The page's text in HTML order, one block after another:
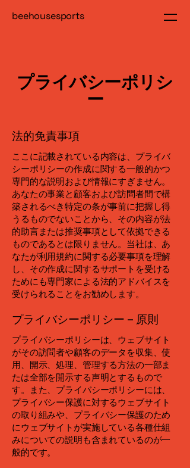
beehousesports
プライバシーポリシ
ー
法的免責事項
ここに記載されている内容は、プライバ
シーポリシーの作成に関する一般的かつ
専門的な説明および情報にすぎません。
あなたの事業と顧客および訪問者間で構
築されるべき特定の条が事前に把握し得
うるものでないことから、その内容が法
的助言または推奨事項として依拠できる
ものであるとは限りません。当社は、あ
なたが利用規約に関する必要事項を理解
し、その作成に関するサポートを受ける
ためにも専門家による法的アドバイスを
受けられることをお勧めします。
プライバシーポリシー – 原則
プライバシーポリシーは、ウェブサイト
がその訪問者や顧客のデータを収集、使
用、開示、処理、管理する方法の一部ま
たは全部を開示する声明とするもので
す。また、プライバシーポリシーには、
プライバシー保護に対するウェブサイト
の取り組みや、プライバシー保護のため
にウェブサイトが実施している各種仕組
みについての説明も含まれているのが一
般的です。